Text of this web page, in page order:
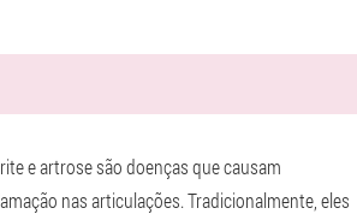
e artrose são doenças que causam
nas articulações. Tradicionalmente, eles